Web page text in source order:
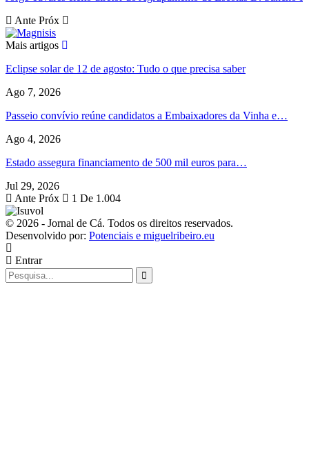
Ante Próx
Mais artigos
Eclipse solar de 12 de agosto: Tudo o que precisa saber
Ago 7, 2026
Passeio convívio reúne candidatos a Embaixadores da Vinha e…
Ago 4, 2026
Estado assegura financiamento de 500 mil euros para…
Jul 29, 2026
Ante Próx 1 De 1.004
© 2026 - Jornal de Cá. Todos os direitos reservados.
Desenvolvido por: Potenciais e miguelribeiro.eu
Entrar